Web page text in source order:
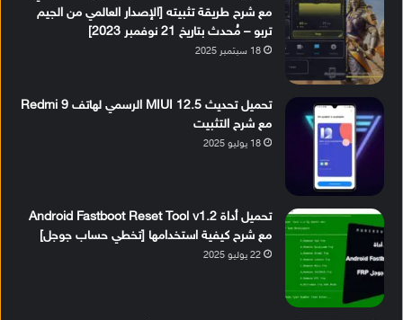
مع شرح طريقة تثبيته [الإصدار العالمي من الجيم
تربو – مُحدث بتاريخ 21 نوفمبر 2023]
18 سبتمبر 2025
تحميل تحديث MIUI 12.5 الرسمي لهاتف Redmi 9
مع شرح التثبيت
18 يوليو 2025
تحميل أداة Android Fastboot Reset Tool v1.2
مع شرح كيفية استخدامها [تخطي حساب جوجل]
22 يوليو 2025